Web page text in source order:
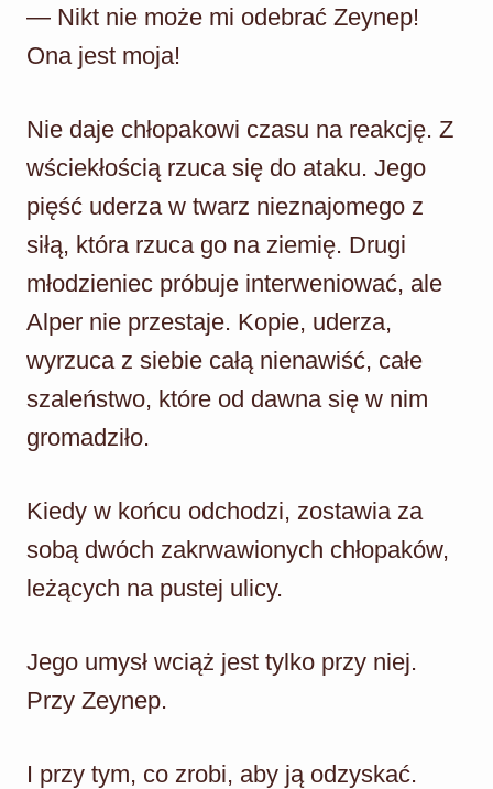
— Nikt nie może mi odebrać Zeynep!
Ona jest moja!
Nie daje chłopakowi czasu na reakcję. Z
wściekłością rzuca się do ataku. Jego
pięść uderza w twarz nieznajomego z
siłą, która rzuca go na ziemię. Drugi
młodzieniec próbuje interweniować, ale
Alper nie przestaje. Kopie, uderza,
wyrzuca z siebie całą nienawiść, całe
szaleństwo, które od dawna się w nim
gromadziło.
Kiedy w końcu odchodzi, zostawia za
sobą dwóch zakrwawionych chłopaków,
leżących na pustej ulicy.
Jego umysł wciąż jest tylko przy niej.
Przy Zeynep.
I przy tym, co zrobi, aby ją odzyskać.